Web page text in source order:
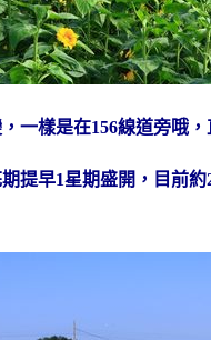
一樣是在156線道旁哦
提早1星期盛開，目前